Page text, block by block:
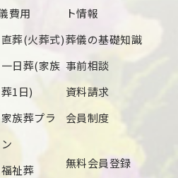
費用
直葬(火葬式)
一日葬(家族
葬1日)
家族葬プラ
ン
福祉葬
ト情報
葬儀の基礎知識
事前相談
資料請求
会員制度
無料会員登録